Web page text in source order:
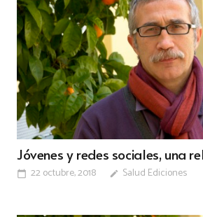
Jóvenes y redes sociales, una
calendar_today 22 octubre, 2018 edit Salud Ediciones